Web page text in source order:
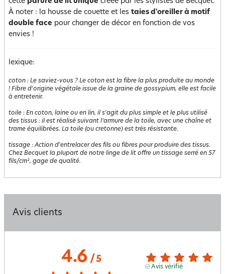
À noter : la housse de couette et les taies d'oreiller à motif
double face pour changer de décor en fonction de vos
envies !
lexique:
coton : Le saviez-vous ? Le coton est la fibre la plus produite au monde
! Fibre d'origine végétale issue de la graine de gossypium, elle est facile
à entretenir.
toile : En coton, laine ou en lin, il s'agit du plus simple et le plus utilisé
des tissus : il est réalisé suivant l’armure de la toile, avec une chaîne et
trame équilibrées. La toile (ou cretonne) est très résistante.
tissage :Action d'entrelacer des fils ou fibres pour produire des tissus.
Chez Becquet la plupart de notre linge de lit offre un tissage serré en 57
fils/cm², gage de qualité.
Avis clients
4.6/ 5
Avis vérifié